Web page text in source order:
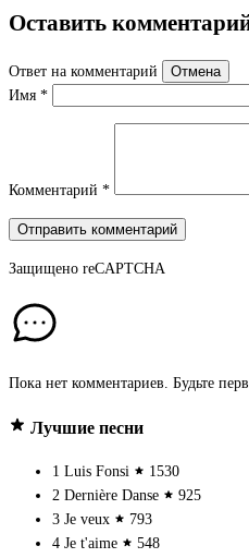
Оставить
Ответ на комментарий
Отмена
Имя *
Комментарий *
Отправить комментарий
Защищено reCAPTCHA
Пока нет комментариев. Будьте
Лучшие песни
1 Luis Fonsi
1530
2 Dernière Danse
925
3 Je veux
793
4 Je t'aime
548